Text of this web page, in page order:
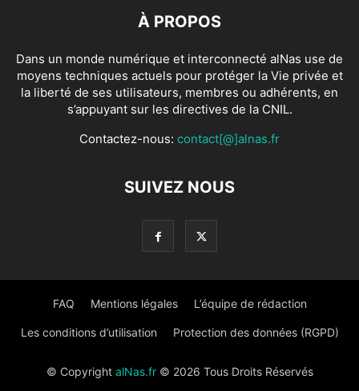
À PROPOS
Dans un monde numérique et interconnecté alNas use de
moyens techniques actuels pour protéger la Vie privée et
la liberté de ses utilisateurs, membres ou adhérents, en
s’appuyant sur les directives de la CNIL.
Contactez-nous: contact[@]alnas.fr
SUIVEZ NOUS
FAQ Mentions légales L’équipe de rédaction
Les conditions d’utilisation Protection des données (RGPD)
© Copyright alNas.fr© 2026 Tous Droits Réservés